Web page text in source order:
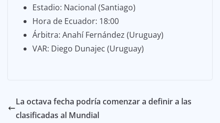
Estadio: Nacional (Santiago)
Hora de Ecuador: 18:00
Árbitra: Anahí Fernández (Uruguay)
VAR: Diego Dunajec (Uruguay)
La octava fecha podría comenzar a definir a las
clasificadas al Mundial